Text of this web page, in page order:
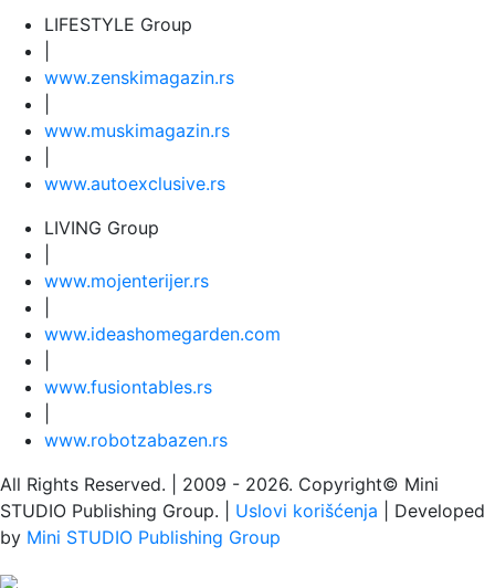
LIFESTYLE Group
www.zenskimagazin.rs
www.muskimagazin.rs
www.autoexclusive.rs
LIVING Group
www.mojenterijer.rs
www.ideashomegarden.com
www.fusiontables.rs
www.robotzabazen.rs
All Rights Reserved. | 2009 - 2026. Copyright© Mini
STUDIO Publishing Group. | Uslovi korišćenja | Developed
by Mini STUDIO Publishing Group